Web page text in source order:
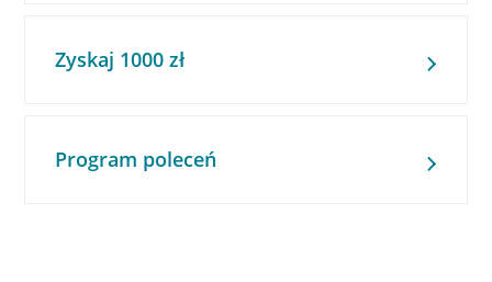
Zyskaj 1000 zł
Program poleceń